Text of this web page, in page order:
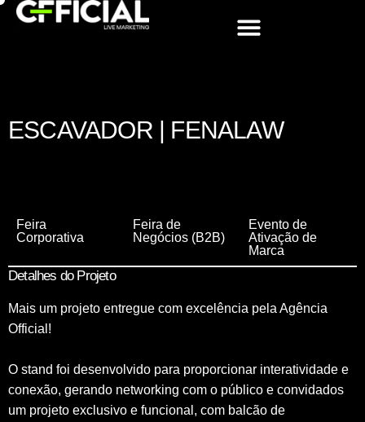
ESCAVADOR | FENALAW​
Feira
Corporativa
Feira de
Negócios (B2B)
Evento de
Ativação de
Marca
Detalhes do Projeto
Mais um projeto entregue com excelência pela Agência
Official!
O stand foi desenvolvido para proporcionar interatividade e
conexão, gerando networking com o público e convidados
um projeto exclusivo e funcional, com balcão de